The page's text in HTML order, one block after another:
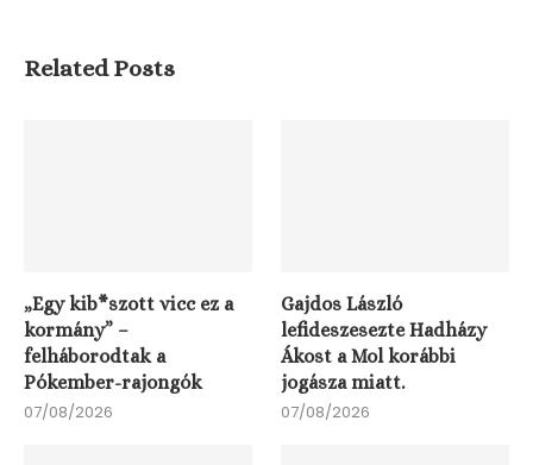
Related Posts
„Egy kib*szott vicc ez a
kormány” –
felháborodtak a
Pókember-rajongók
07/08/2026
Gajdos László
lefideszesezte Hadházy
Ákost a Mol korábbi
jogásza miatt.
07/08/2026